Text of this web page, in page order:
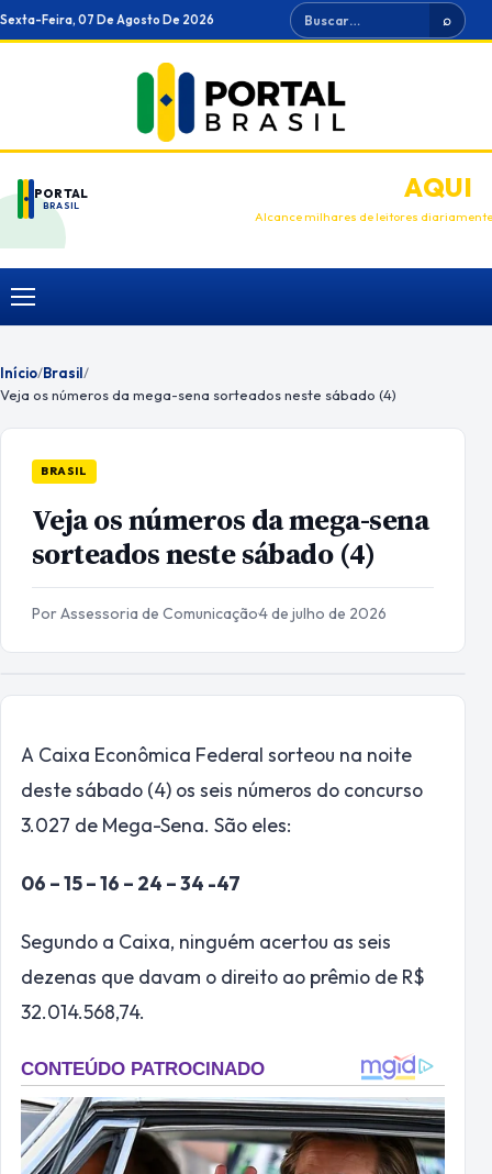
Ir
para
Sexta-Feira, 07 De Agosto De 2026 Buscar ⌕
PORTAL
BRASIL
ANUNCIEAQUI
Alcance milhares de leitores diariamente
Menu
Início/Brasil/
Veja os números da mega-sena sorteados neste sábado (4)
BRASIL
Veja os números da mega-sena
sorteados neste sábado (4)
Por Assessoria de Comunicação·4 de julho de 2026
A Caixa Econômica Federal sorteou na noite
deste sábado (4) os seis números do concurso
3.027 de Mega-Sena. São eles:
06 – 15 – 16 – 24 – 34 -47
Segundo a Caixa, ninguém acertou as seis
dezenas que davam o direito ao prêmio de R$
32.014.568,74.